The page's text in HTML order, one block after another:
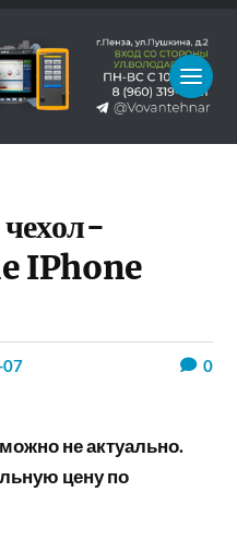
IPhone
07 0
не актуально.
цену по